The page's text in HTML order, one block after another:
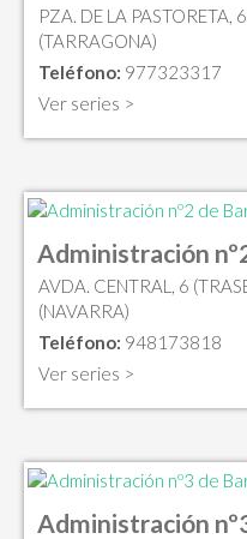
PZA. DE LA PASTORETA,
(TARRAGONA)
Teléfono: 977323317
Ver series >
Administración
AVDA. CENTRAL, 6
(NAVARRA)
Teléfono: 948173818
Ver series >
Administración